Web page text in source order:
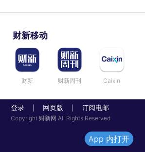
财新移动
财新 财新周刊 Caixin
登录 网页版 订阅电邮
Copyright 财新网 All Rights Reserved
App 内打开